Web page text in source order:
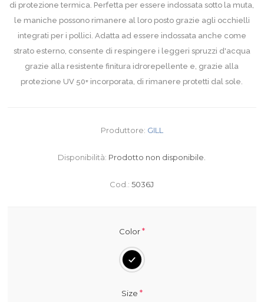
di protezione termica. Perfetta per essere indossata sotto la muta,
le maniche possono rimanere al loro posto grazie agli occhielli
integrati per i pollici. Adatta ad essere indossata anche come
strato esterno, consente di respingere i leggeri spruzzi d'acqua
grazie alla resistente finitura idrorepellente e, grazie alla
protezione UV 50+ incorporata, di rimanere protetti dal sole.
Produttore: GILL
Disponibilità: Prodotto non disponibile.
Cod.: 5036J
Color*
Size *